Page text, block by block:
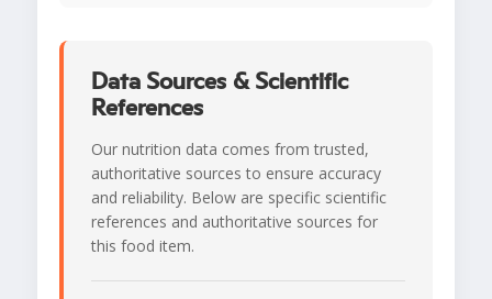
Data Sources & Scientific
References
Our nutrition data comes from trusted,
authoritative sources to ensure accuracy
and reliability. Below are specific scientific
references and authoritative sources for
this food item.